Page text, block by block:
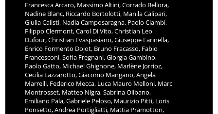
Francesca Arcaro, Massimo Altini, Corrado Bellora,
Nadine Blanc, Riccardo Bortolotti, Manila Calipari,
Giulia Calisti, Nadia Camposaragna, Paolo Ciambi,
Filippo Clermont, Carol Di Vito, Christian Leo
Dufour, Christian Evaspasiano, Giuseppe Farinella,
Enrico Formento Dojot, Bruno Fracasso, Fabio
Francesconi, Sofia Fregnani, Giorgia Gambino,
Paolo Gatto, Michael Ghignone, Marlène Jorrioz,
Cecilia Lazzarotto, Giacomo Mangano, Angela
Marrelli, Federico Mecca, Luca Mauro Melloni, Marc
Montrosset, Matteo Nigra, Sabrina Olibano,
Emiliano Pala, Gabriele Peloso, Maurizio Pitti, Loris
Ponsetto, Andrea Portigliatti, Mattia Pramotton,